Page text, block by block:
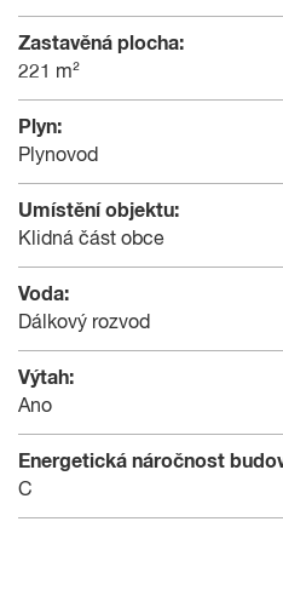
Zastavěná plocha:
221 m²
Plyn:
Plynovod
Umístění objektu:
Klidná část obce
Voda:
Dálkový rozvod
Výtah:
Ano
Energetická náročnost
C